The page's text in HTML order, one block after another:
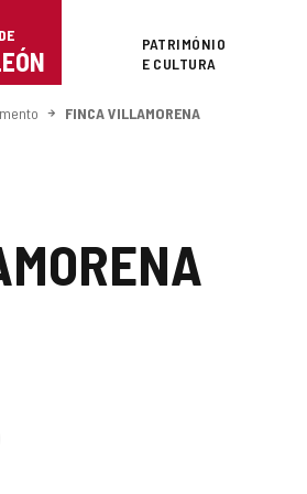
Superior
PATRIMÓNIO
E CULTURA
FINCA VILLAMORENA